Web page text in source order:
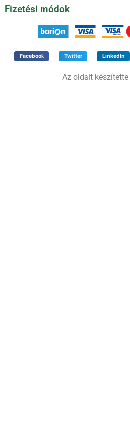
Fizetési módok
Facebook Twitter LinkedIn
Az oldalt készítette